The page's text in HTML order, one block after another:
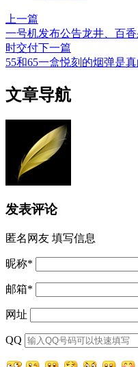
上一篇
一号机发布公告龙井、百
时交付下一篇
55和65一盒悦刻的烟弹是
文章导航
发表评论
匿名网友 填写信息
昵称*
邮箱*
网址
QQ